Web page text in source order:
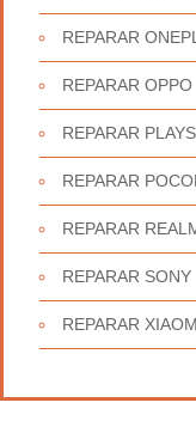
REPARAR
REPARAR OPPO
REPARAR
REPARAR
REPARAR
REPARAR SONY
REPARAR